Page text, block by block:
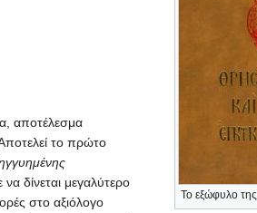
Το εξώφυλο της
αποτέλεσμα
το πρώτο
δίνεται μεγαλύτερο
στο αξιόλογο